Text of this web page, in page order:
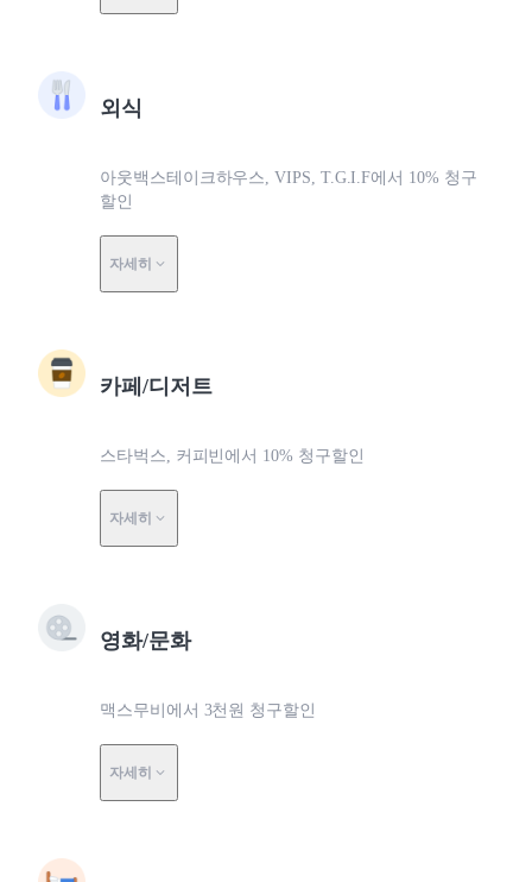
외식
아웃백스테이크하우스, VIPS, T.G.I.F에서 10% 청구
할인
자세히
카페/디저트
스타벅스, 커피빈에서 10% 청구할인
자세히
영화/문화
맥스무비에서 3천원 청구할인
자세히